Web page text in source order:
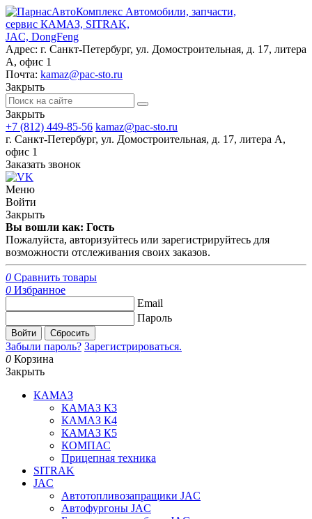
Автомобили, запчасти,
сервис КАМАЗ, SITRAK,
JAC, DongFeng
Адрес: г. Санкт-Петербург, ул. Домостроительная, д. 17, литера
А, офис 1
Почта: kamaz@pac-sto.ru
Закрыть
Закрыть
+7 (812) 449-85-56 kamaz@pac-sto.ru
г. Санкт-Петербург, ул. Домостроительная, д. 17, литера А,
офис 1
Заказать звонок
Меню
Войти
Закрыть
Вы вошли как: Гость
Пожалуйста, авторизуйтесь или зарегистрируйтесь для
возможности отслеживания своих заказов.
0 Сравнить товары
0 Избранное
Email
Пароль
Войти Сбросить
Забыли пароль? Зарегистрироваться.
0 Корзина
Закрыть
КАМАЗ
КАМАЗ К3
КАМАЗ К4
КАМАЗ К5
КОМПАС
Прицепная техника
SITRAK
JAC
Автотопливозапращики JAC
Автофургоны JAC